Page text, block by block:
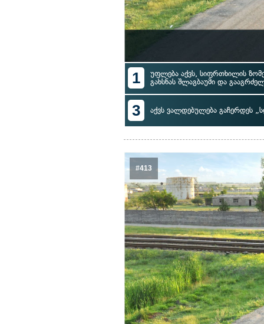
1
უფლება აქვს, სიფრთხილის
გახსნას შლაგბაუმი და
3 აქვს ვალდებულება გაჩერდეს
#413